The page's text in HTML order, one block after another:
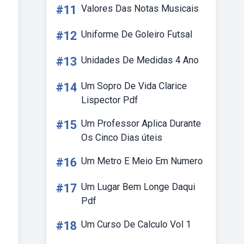
#11 Valores Das Notas Musicais
#12 Uniforme De Goleiro Futsal
#13 Unidades De Medidas 4 Ano
#14 Um Sopro De Vida Clarice
Lispector Pdf
#15 Um Professor Aplica Durante
Os Cinco Dias úteis
#16 Um Metro E Meio Em Numero
#17 Um Lugar Bem Longe Daqui
Pdf
#18 Um Curso De Calculo Vol 1